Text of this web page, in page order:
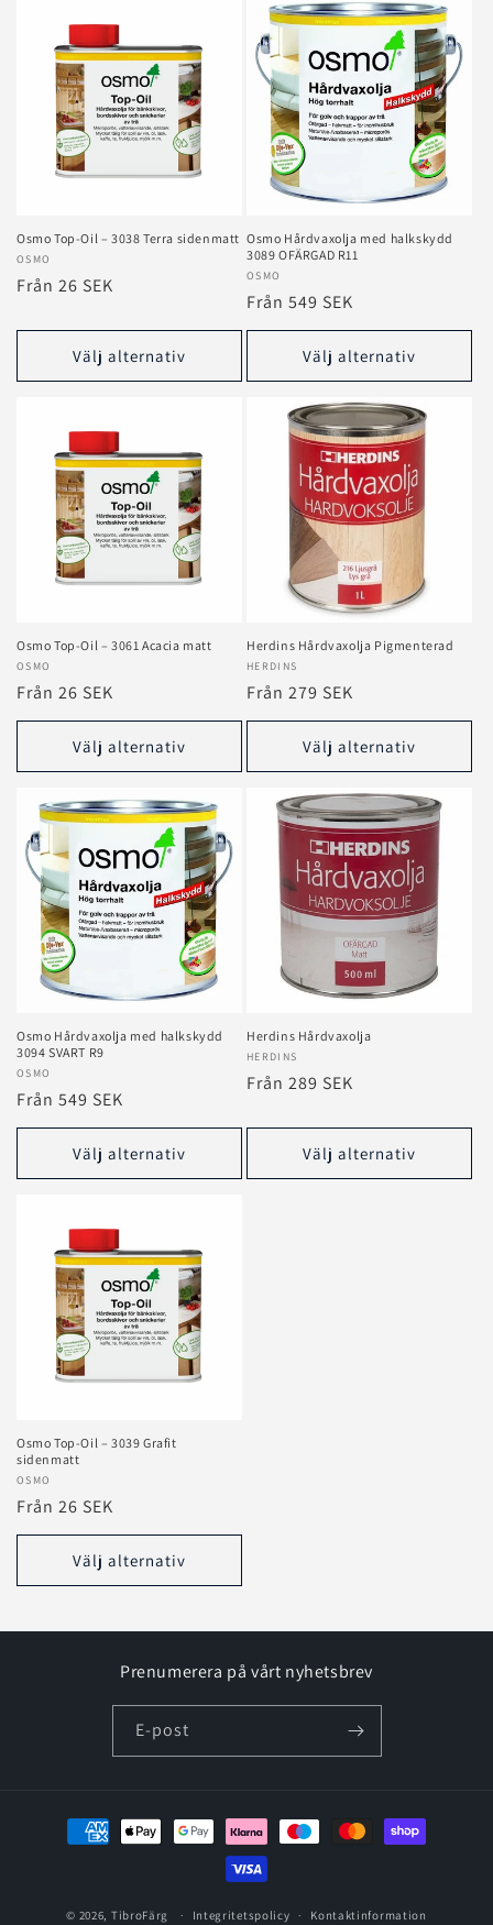
Osmo Top‑Oil – 3038 Terra sidenmatt
Säljare:
OSMO
Ordinarie
Från 26 SEK
Välj alternativ
Osmo Hårdvaxolja med halkskydd
3089 OFÄRGAD R11
Säljare:
OSMO
Ordinarie
pris
Från 549 SEK
Välj alternativ
Osmo Top‑Oil – 3061 Acacia matt
Säljare:
OSMO
Ordinarie
pris
Från 26 SEK
Välj alternativ
Herdins Hårdvaxolja Pigmenterad
Säljare:
HERDINS
Ordinarie
pris
Från 279 SEK
Välj alternativ
Osmo Hårdvaxolja med halkskydd
3094 SVART R9
Säljare:
OSMO
Ordinarie
pris
Från 549 SEK
Välj alternativ
Herdins Hårdvaxolja
Säljare:
HERDINS
Ordinarie
Från 289 SEK
Välj alternativ
Osmo Top‑Oil – 3039 Grafit
sidenmatt
Säljare:
OSMO
Ordinarie
pris
Från 26 SEK
Välj alternativ
Prenumerera på vårt nyhetsbrev
E-post
Betalningsmetoder
© 2026, TibroFärg Integritetspolicy Kontaktinformation